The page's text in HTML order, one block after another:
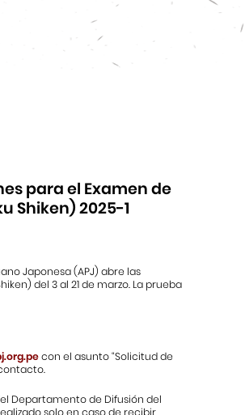
para el Examen de
Shiken) 2025-1
Japonesa (APJ) abre las
del 3 al 21 de marzo. La prueba
con el asunto “Solicitud de
Departamento de Difusión del
solo en caso de recibir